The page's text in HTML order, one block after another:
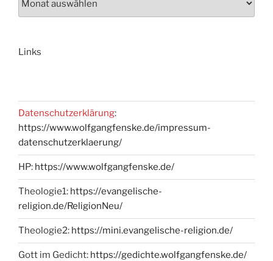
Links
Datenschutzerklärung:
https://www.wolfgangfenske.de/impressum-
datenschutzerklaerung/
HP: https://www.wolfgangfenske.de/
Theologie1: https://evangelische-
religion.de/ReligionNeu/
Theologie2: https://mini.evangelische-religion.de/
Gott im Gedicht: https://gedichte.wolfgangfenske.de/